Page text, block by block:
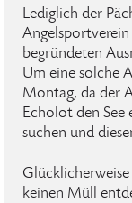
Lediglich der
Angelsportverein
begründeten
Um eine solche
Montag, da der
Echolot den
suchen und
keinen Müll